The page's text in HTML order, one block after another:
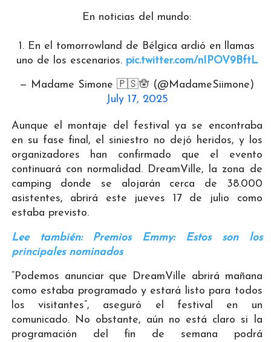
En noticias del mundo:
1. En el tomorrowland de Bélgica ardió en llamas
uno de los escenarios. pic.twitter.com/nIPOV9BftL
— Madame Simone 🇵🇸🪬 (@MadameSiimone)
July 17, 2025
Aunque el montaje del festival ya se encontraba
en su fase final, el siniestro no dejó heridos, y los
organizadores han confirmado que el evento
continuará con normalidad. DreamVille, la zona de
camping donde se alojarán cerca de 38.000
asistentes, abrirá este jueves 17 de julio como
estaba previsto.
Lee también: Premios Emmy: Estos son los
principales nominados
“Podemos anunciar que DreamVille abrirá mañana
como estaba programado y estará listo para todos
los visitantes”, aseguró el festival en un
comunicado. No obstante, aún no está claro si la
programación del fin de semana podrá